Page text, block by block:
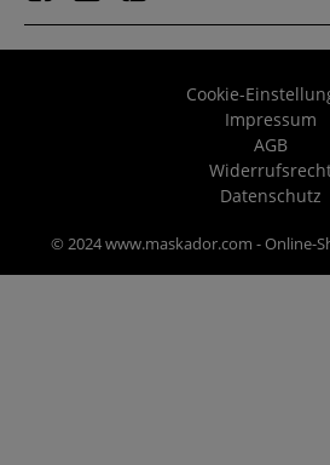
Cookie-
Impressum
AGB
Datenschutz
© 2024 www.maskador.com - Online-